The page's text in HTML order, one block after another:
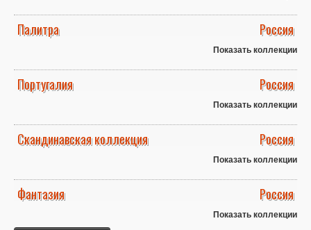
Палитра Россия
Показать коллекции
Португалия Россия
Показать коллекции
Скандинавская коллекция Россия
Показать коллекции
Фантазия Россия
Показать коллекции